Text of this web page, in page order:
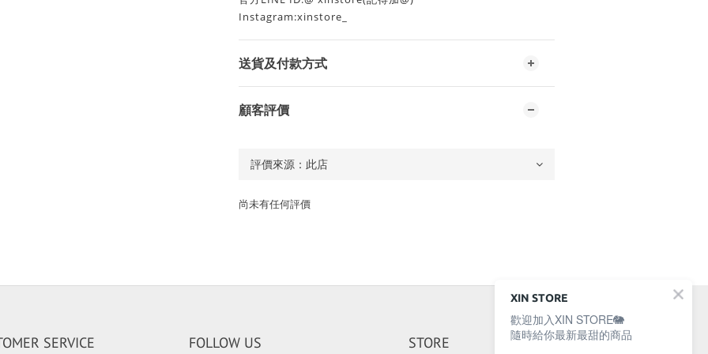
Instagram:xinstore_
送貨及付款方式
顧客評價
尚未有任何評價
SERVICE FOLLOW US STORE
XIN STORE
歡迎加入XIN STORE🐘
隨時給你最新最甜的商品